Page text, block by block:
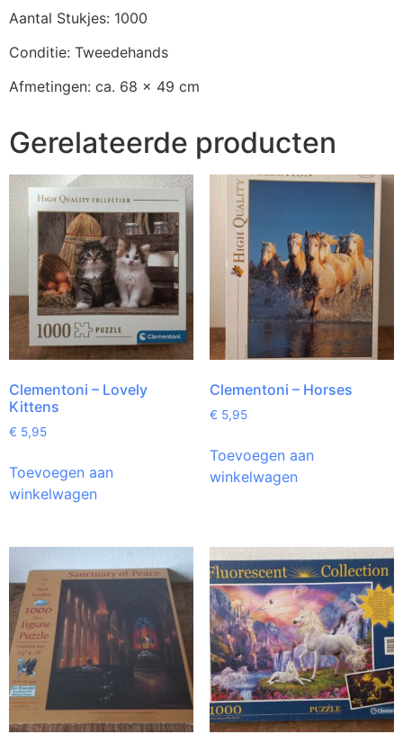
Aantal Stukjes: 1000
Conditie: Tweedehands
Afmetingen: ca. 68 x 49 cm
Gerelateerde producten
Clementoni – Lovely
Kittens
€ 5,95
Toevoegen aan
winkelwagen
Clementoni – Horses
€ 5,95
Toevoegen aan
winkelwagen